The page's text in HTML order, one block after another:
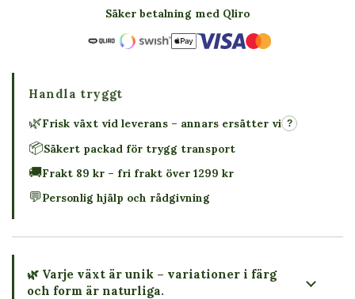
Säker betalning med Qliro
Handla tryggt
🌿Frisk växt vid leverans – annars ersätter vi ?
📦Säkert packad för trygg transport
🚚Frakt 89 kr – fri frakt över 1299 kr
💬Personlig hjälp och rådgivning
🌿 Varje växt är unik – variationer i färg
och form är naturliga.